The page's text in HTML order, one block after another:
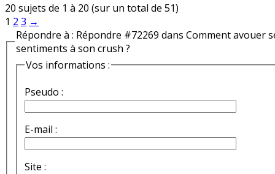
20 sujets de 1 à 20 (sur un total de 51)
1 2 3 →
Répondre à : Répondre #72269 dans Comment avouer
sentiments à son crush ?
Vos informations :
Pseudo :
E-mail :
Site :